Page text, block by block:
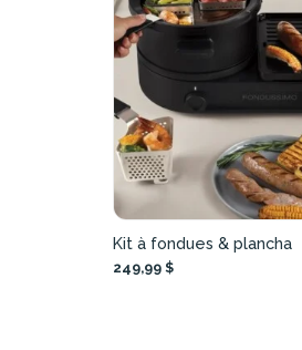
Kit à fondues & plancha
249,99 $